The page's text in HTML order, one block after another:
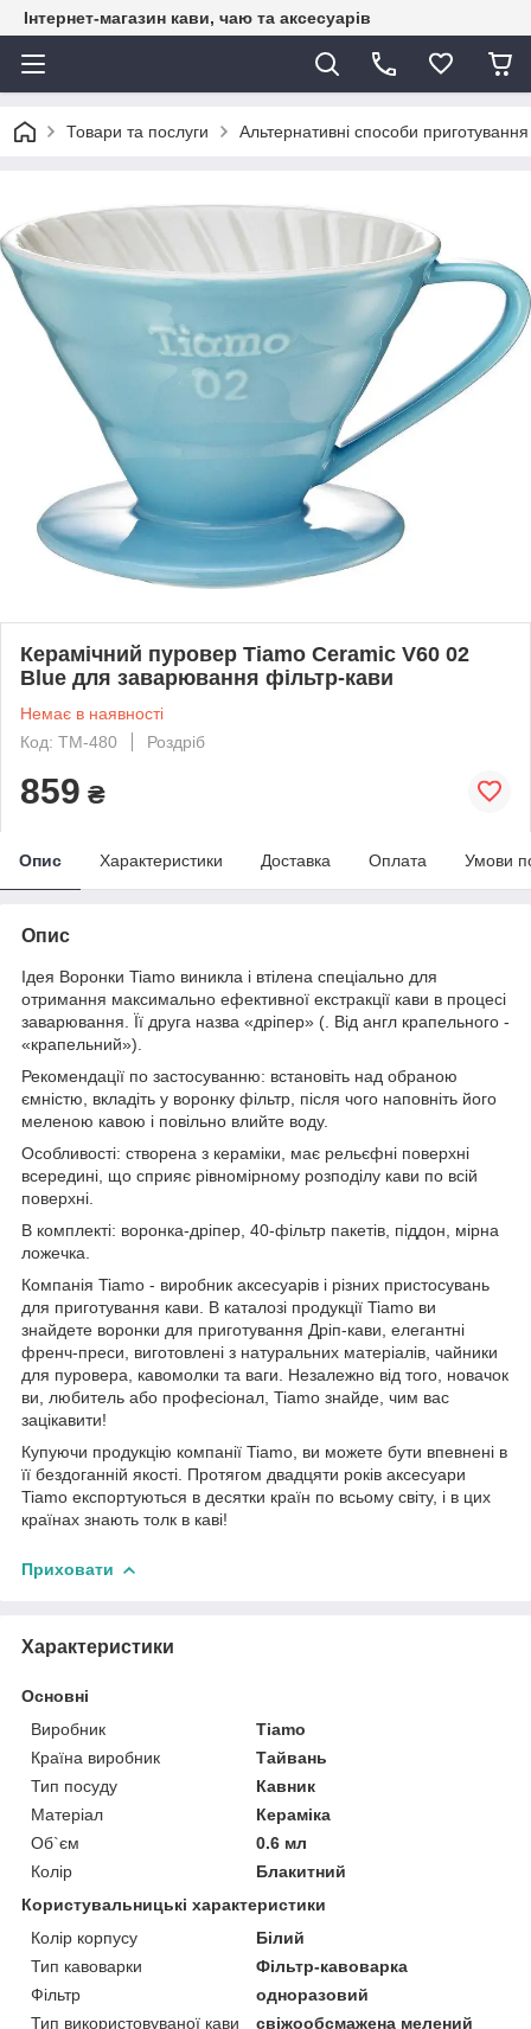
Інтернет-магазин кави, чаю та аксесуарів
Товари та послуги Альтернативні способи
Керамічний пуровер Tiamo Ceramic V60 02
Blue для заварювання фільтр-кави
Немає в наявності
Код: TM-480
Роздріб
859 ₴
Опис Характеристики Доставка Оплата Умови
Опис
Ідея Воронки Tiamo виникла і втілена спеціально для
отримання максимально ефективної екстракції кави в процесі
заварювання. Її друга назва «дріпер» (. Від англ крапельного -
«крапельний»).
Рекомендації по застосуванню: встановіть над обраною
ємністю, вкладіть у воронку фільтр, після чого наповніть його
меленою кавою і повільно влийте воду.
Особливості: створена з кераміки, має рельєфні поверхні
всередині, що сприяє рівномірному розподілу кави по всій
поверхні.
В комплекті: воронка-дріпер, 40-фільтр пакетів, піддон, мірна
ложечка.
Компанія Tiamo - виробник аксесуарів і різних пристосувань
для приготування кави. В каталозі продукції Tiamo ви
знайдете воронки для приготування Дріп-кави, елегантні
френч-преси, виготовлені з натуральних матеріалів, чайники
для пуровера, кавомолки та ваги. Незалежно від того, новачок
ви, любитель або професіонал, Tiamo знайде, чим вас
зацікавити!
Купуючи продукцію компанії Tiamo, ви можете бути впевнені в
її бездоганній якості. Протягом двадцяти років аксесуари
Tiamo експортуються в десятки країн по всьому світу, і в цих
країнах знають толк в каві!
Приховати
Характеристики
Основні
Виробник
Tiamo
Країна виробник
Тайвань
Тип посуду
Кавник
Матеріал
Кераміка
Об`єм
0.6 мл
Колір
Блакитний
Користувальницькі характеристики
Колір корпусу
Білий
Тип кавоварки
Фільтр-кавоварка
Фільтр
одноразовий
Тип використовуваної кави
свіжообсмажена мелений